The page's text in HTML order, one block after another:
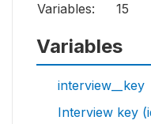
Variables:
15
Variables
interview__key
Interview key